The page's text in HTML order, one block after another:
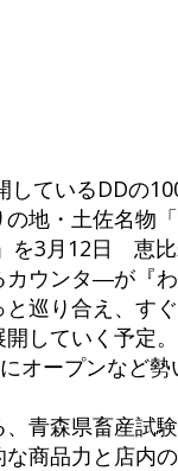
ているDDの
地・土佐名物
を3月12日 恵比
カウンタ―が『
巡り合え、す
していく予定
オープンなど
青森県畜産試
商品力と店内